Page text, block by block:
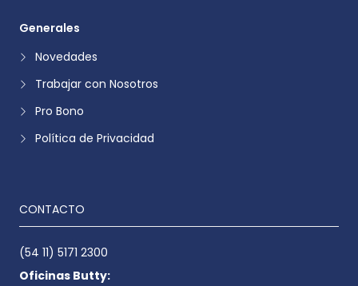
Generales
Novedades
Trabajar con Nosotros
Pro Bono
Política de Privacidad
CONTACTO
(54 11) 5171 2300
Oficinas Butty: